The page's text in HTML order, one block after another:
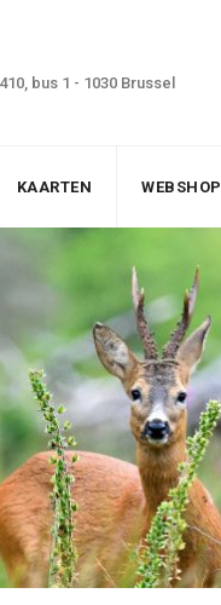
bus 1 - 1030 Brussel
KAARTEN WEBSHOP